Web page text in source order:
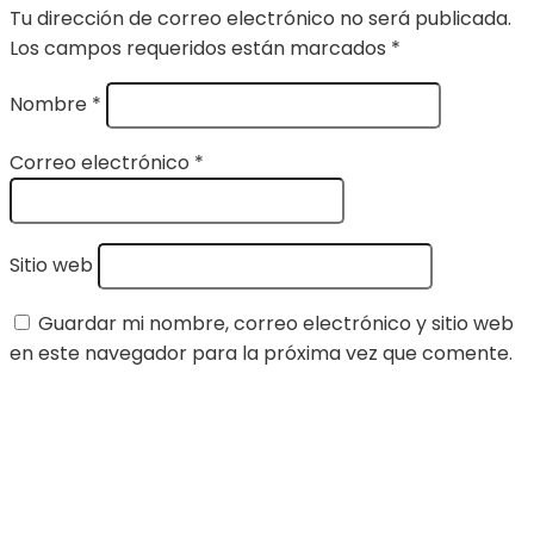
Tu dirección de correo electrónico no será publicada.
Los campos requeridos están marcados *
Nombre *
Correo electrónico *
Sitio web
Guardar mi nombre, correo electrónico y sitio web
en este navegador para la próxima vez que comente.